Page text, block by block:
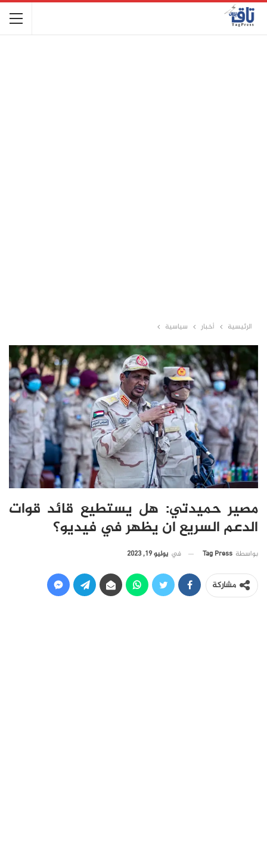
الرئيسية أخبار سياسية
مصير حميدتي: هل يستطيع قائد قوات
الدعم السريع ان يظهر في فيديو؟
بواسطة Tag Press في يوليو 19, 2023
مشاركة